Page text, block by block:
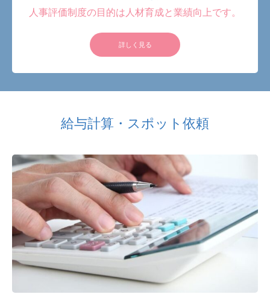
人事評価制度の目的は人材育成と業績向上です。
詳しく見る
給与計算・スポット依頼